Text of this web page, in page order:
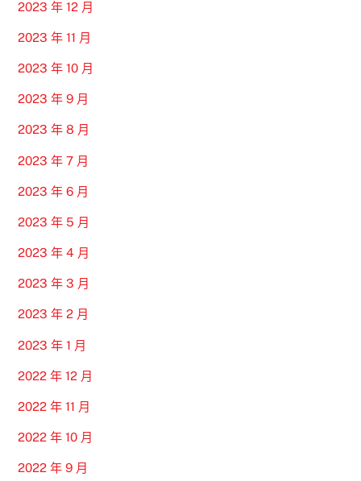
2023 年 12 月
2023 年 11 月
2023 年 10 月
2023 年 9 月
2023 年 8 月
2023 年 7 月
2023 年 6 月
2023 年 5 月
2023 年 4 月
2023 年 3 月
2023 年 2 月
2023 年 1 月
2022 年 12 月
2022 年 11 月
2022 年 10 月
2022 年 9 月